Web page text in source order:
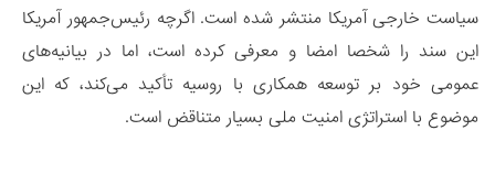
سیاست خارجی آمریکا منتشر شده است. اگرچه رئیس‌جمهور آمریکا
این سند را شخصا امضا و معرفی کرده است، اما در بیانیه‌های
عمومی خود بر توسعه همکاری با روسیه تأکید می‌کند، که این
موضوع با استراتژی امنیت ملی بسیار متناقض است.